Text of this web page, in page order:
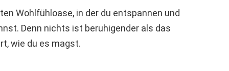
Wohlfühloase, in der du entspannen und
Denn nichts ist beruhigender als das
wie du es magst.